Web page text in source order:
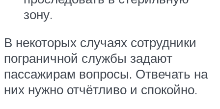
зону.
В некоторых случаях сотрудники
пограничной службы задают
пассажирам вопросы. Отвечать на
них нужно отчётливо и спокойно.